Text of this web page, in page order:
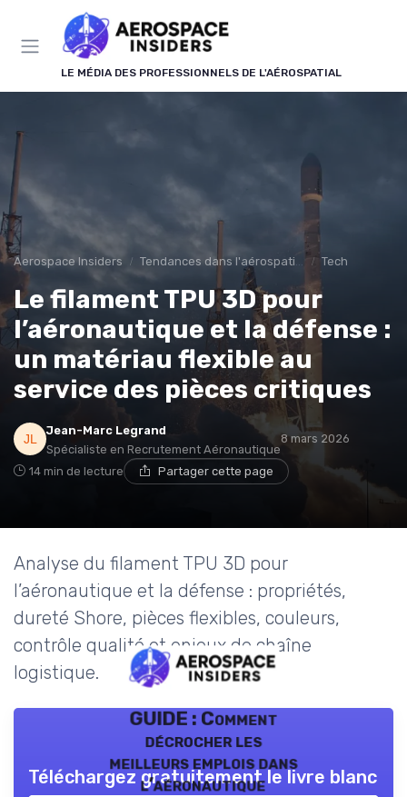
LE MÉDIA DES PROFESSIONNELS DE L'AÉROSPATIAL
Aerospace Insiders Tendances dans l'aérospatial Tech
Le filament TPU 3D pour
l’aéronautique et la défense :
un matériau flexible au
service des pièces critiques
Jean-Marc Legrand
Spécialiste en Recrutement Aéronautique
8 mars 2026
14 min de lecture Partager cette page
Analyse du filament TPU 3D pour
l’aéronautique et la défense : propriétés,
dureté Shore, pièces flexibles, couleurs,
contrôle qualité et enjeux de chaîne
logistique.
GUIDE : Comment
décrocher les
meilleurs emplois dans
l’aéronautique
Téléchargez gratuitement le livre blanc
Panneau de gestion des cookies